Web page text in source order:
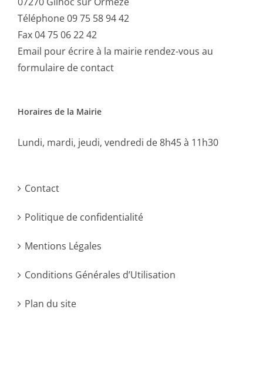
Téléphone 09 75 58 94 42
Fax 04 75 06 22 42
Email pour écrire à la mairie rendez-vous au
formulaire de contact
Horaires de la Mairie
Lundi, mardi, jeudi, vendredi de 8h45 à 11h30
Contact
Politique de confidentialité
Mentions Légales
Conditions Générales d’Utilisation
Plan du site